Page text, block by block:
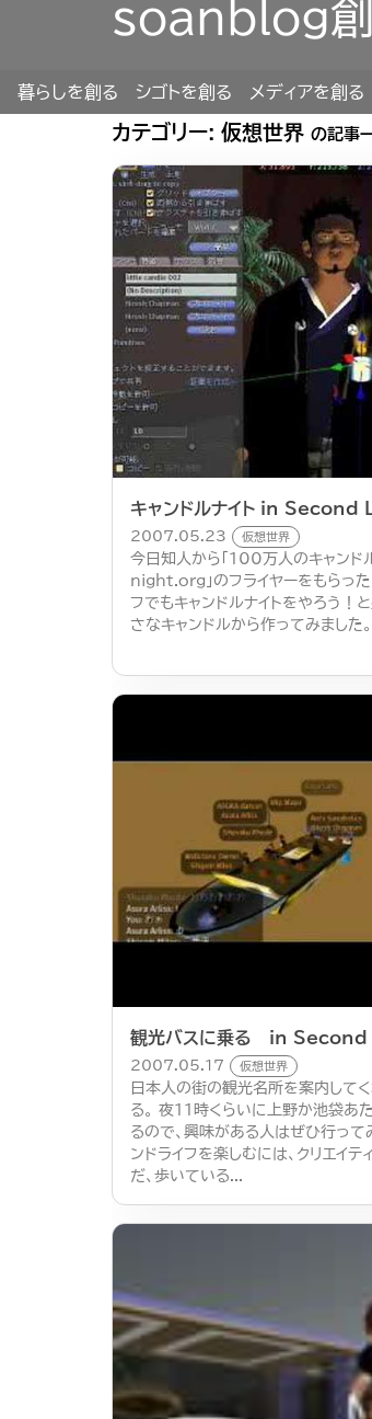
soanblog
暮らしを創る シゴトを創る メディアを創る
カテゴリー: 仮想世界 の記事
キャンドルナイト in Second
2007.05.23 仮想世界
今日知人から「100万人のキャン
night.org」のフライヤーをもらった
フでもキャンドルナイトをやろう！
さなキャンドルから作ってみました
観光バスに乗る in
2007.05.17 仮想世界
日本人の街の観光名所を案内して
る。 夜１１時くらいに上野か池袋あ
るので、興味がある人はぜひ行って
ンドライフを楽しむには、クリエイテ
だ、歩いている...